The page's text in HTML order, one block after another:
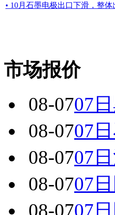
• 10月石墨电极出口下滑，整
市场报价
08-0707
08-0707
08-0707
08-0707
08-0707